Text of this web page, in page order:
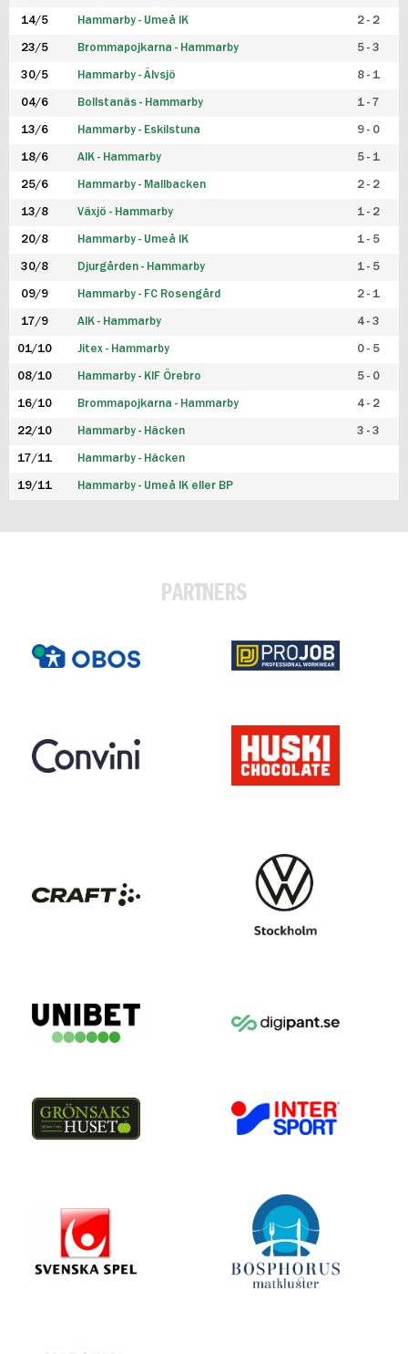
14/5 Hammarby - Umeå IK 2 - 2
23/5 Brommapojkarna - Hammarby 5 - 3
30/5 Hammarby - Älvsjö 8 - 1
04/6 Bollstanäs - Hammarby 1 - 7
13/6 Hammarby - Eskilstuna 9 - 0
18/6 AIK - Hammarby 5 - 1
25/6 Hammarby - Mallbacken 2 - 2
13/8 Växjö - Hammarby 1 - 2
20/8 Hammarby - Umeå IK 1 - 5
30/8 Djurgården - Hammarby 1 - 5
09/9 Hammarby - FC Rosengård 2 - 1
17/9 AIK - Hammarby 4 - 3
01/10 Jitex - Hammarby 0 - 5
08/10 Hammarby - KIF Örebro 5 - 0
16/10 Brommapojkarna - Hammarby 4 - 2
22/10 Hammarby - Häcken 3 - 3
17/11 Hammarby - Häcken
19/11 Hammarby - Umeå IK eller BP
PARTNERS